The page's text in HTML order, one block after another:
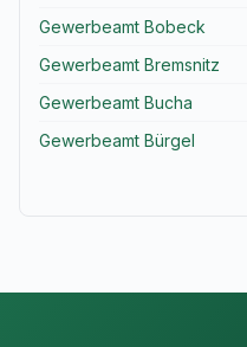
Gewerbeamt Bobeck
Gewerbeamt Bremsnitz
Gewerbeamt Bucha
Gewerbeamt Bürgel